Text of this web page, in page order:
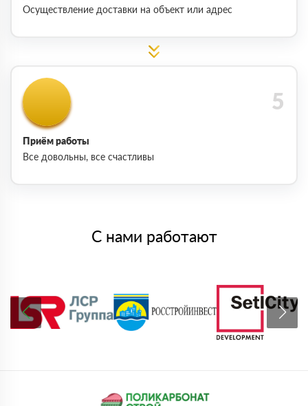
Осуществление доставки на объект или адрес
Приём работы
Все довольны, все счастливы
С нами работают